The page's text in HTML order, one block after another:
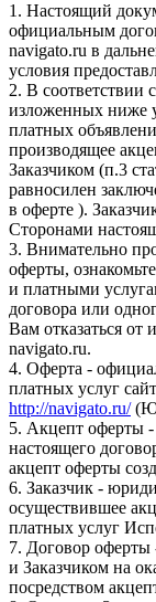
1. Настоящий
официальным
navigato.ru в
условия
2. В соответствии
изложенных ниже
платных
производящее
Заказчиком (п.3
равносилен
в оферте ).
Сторонами
3. Внимательно
оферты,
и платными
договора или
Вам отказаться от
navigato.ru.
4. Оферта -
платных услуг
http://navigato.ru/
5. Акцепт оферты -
настоящего
акцепт оферты
6. Заказчик -
осуществившее
платных услуг
7. Договор
и Заказчиком на
посредством